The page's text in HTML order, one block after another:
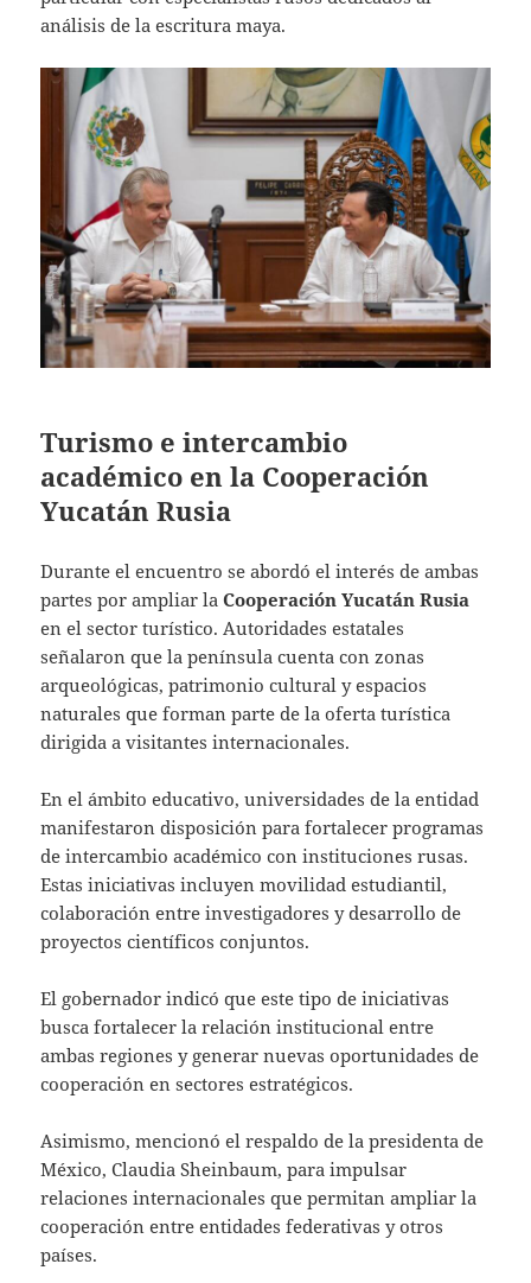
análisis de la escritura maya.
Turismo e intercambio
académico en la Cooperación
Yucatán Rusia
Durante el encuentro se abordó el interés de ambas
partes por ampliar laCooperación Yucatán Rusia
en el sector turístico. Autoridades estatales
señalaron que la península cuenta con zonas
arqueológicas, patrimonio cultural y espacios
naturales que forman parte de la oferta turística
dirigida a visitantes internacionales.
En el ámbito educativo, universidades de la entidad
manifestaron disposición para fortalecer programas
de intercambio académico con instituciones rusas.
Estas iniciativas incluyen movilidad estudiantil,
colaboración entre investigadores y desarrollo de
proyectos científicos conjuntos.
El gobernador indicó que este tipo de iniciativas
busca fortalecer la relación institucional entre
ambas regiones y generar nuevas oportunidades de
cooperación en sectores estratégicos.
Asimismo, mencionó el respaldo de la presidenta de
México, Claudia Sheinbaum, para impulsar
relaciones internacionales que permitan ampliar la
cooperación entre entidades federativas y otros
países.